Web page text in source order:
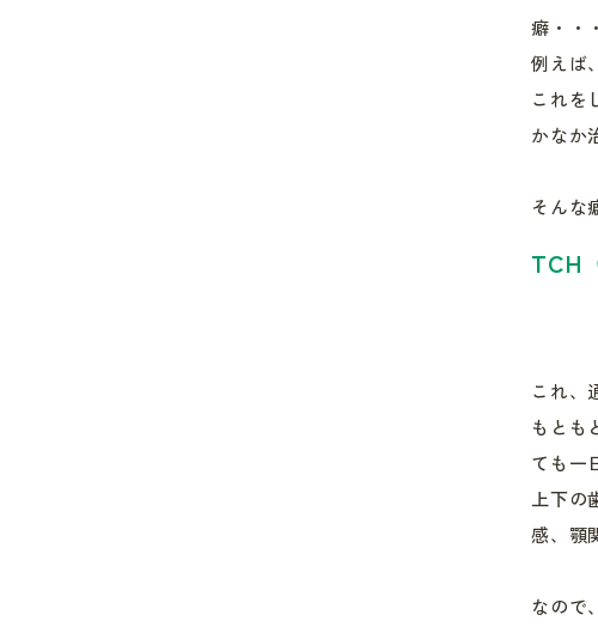
癖・・
例えば
これを
かなか
そんな
TCH
これ、
もとも
ても一
上下の
感、顎
なので